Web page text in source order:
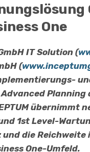
One
IT Solution (
(
Planning
übernimmt
1st Level-
die Reichweite
One-Umfeld.